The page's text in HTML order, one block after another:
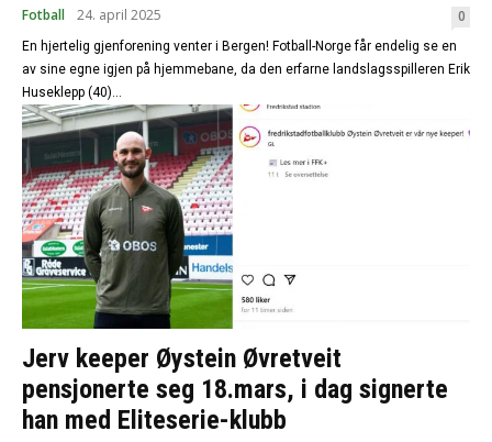
Fotball 24. april 2025 0
En hjertelig gjenforening venter i Bergen! Fotball-Norge får endelig se en
av sine egne igjen på hjemmebane, da den erfarne landslagsspilleren Erik
Huseklepp (40)...
Jerv keeper Øystein Øvretveit
pensjonerte seg 18.mars, i dag signerte
han med Eliteserie-klubb